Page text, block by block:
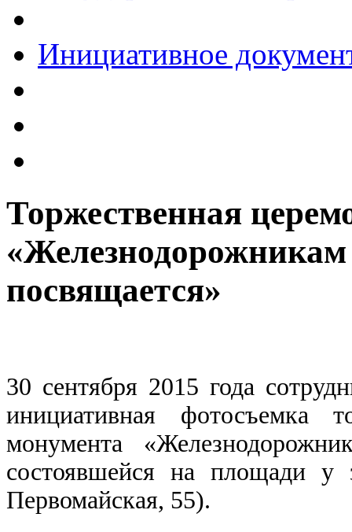
Инициативное
Торжественная
посвящается»
30 сентября 2015 года
инициативная фотосъемка
монумента
состоявшейся на площади у
Первомайская, 55).